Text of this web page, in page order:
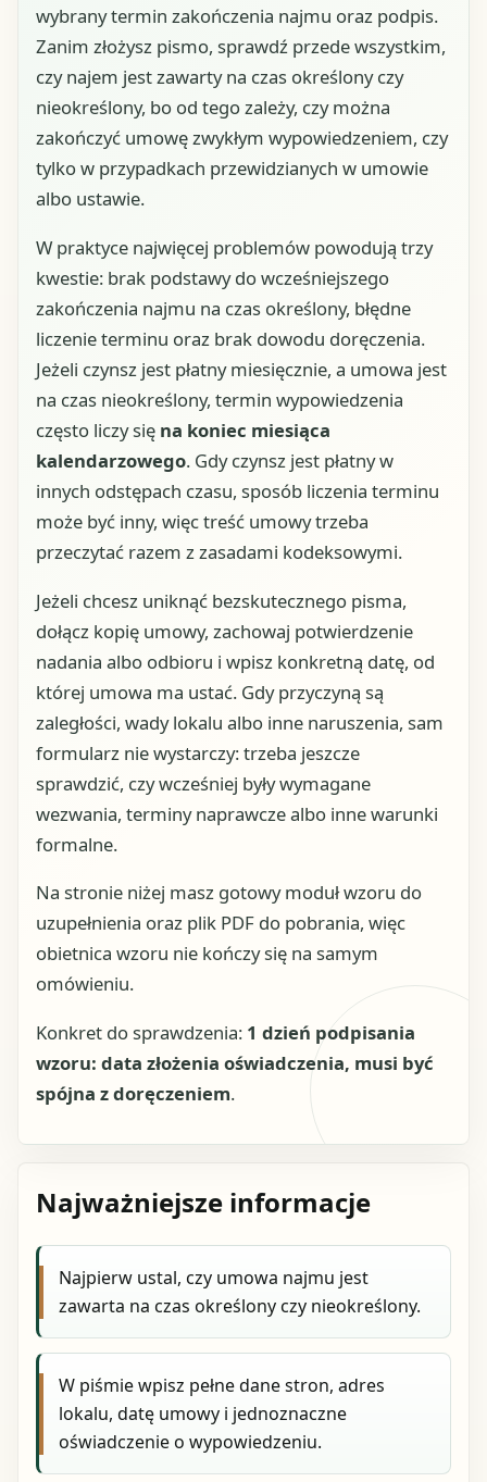
wybrany termin zakończenia najmu oraz podpis.
Zanim złożysz pismo, sprawdź przede wszystkim,
czy najem jest zawarty na czas określony czy
nieokreślony, bo od tego zależy, czy można
zakończyć umowę zwykłym wypowiedzeniem, czy
tylko w przypadkach przewidzianych w umowie
albo ustawie.
W praktyce najwięcej problemów powodują trzy
kwestie: brak podstawy do wcześniejszego
zakończenia najmu na czas określony, błędne
liczenie terminu oraz brak dowodu doręczenia.
Jeżeli czynsz jest płatny miesięcznie, a umowa jest
na czas nieokreślony, termin wypowiedzenia
często liczy się na koniec miesiąca
kalendarzowego. Gdy czynsz jest płatny w
innych odstępach czasu, sposób liczenia terminu
może być inny, więc treść umowy trzeba
przeczytać razem z zasadami kodeksowymi.
Jeżeli chcesz uniknąć bezskutecznego pisma,
dołącz kopię umowy, zachowaj potwierdzenie
nadania albo odbioru i wpisz konkretną datę, od
której umowa ma ustać. Gdy przyczyną są
zaległości, wady lokalu albo inne naruszenia, sam
formularz nie wystarczy: trzeba jeszcze
sprawdzić, czy wcześniej były wymagane
wezwania, terminy naprawcze albo inne warunki
formalne.
Na stronie niżej masz gotowy moduł wzoru do
uzupełnienia oraz plik PDF do pobrania, więc
obietnica wzoru nie kończy się na samym
omówieniu.
Konkret do sprawdzenia: 1 dzień podpisania
wzoru: data złożenia oświadczenia, musi być
spójna z doręczeniem.
Najważniejsze informacje
Najpierw ustal, czy umowa najmu jest
zawarta na czas określony czy nieokreślony.
W piśmie wpisz pełne dane stron, adres
lokalu, datę umowy i jednoznaczne
oświadczenie o wypowiedzeniu.